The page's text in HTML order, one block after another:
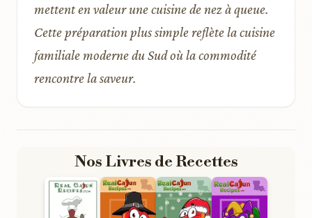
mettent en valeur une cuisine de nez à queue.
Cette préparation plus simple reflète la cuisine
familiale moderne du Sud où la commodité
rencontre la saveur.
Nos Livres de Recettes